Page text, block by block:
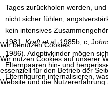
Tages zurückholen werden,
nicht sicher fühlen,
kein intensives
1981; Kraft etal. 1985b, c; Jo
1986). Adoptivkinder mögen
Elternpaaren hin- und
Elternfiguren internalisieren,
Wir benutzen Cookies
Wir nutzen Cookies auf unserer
essenziell für den Betrieb der
Website und die Nutzererfahrung